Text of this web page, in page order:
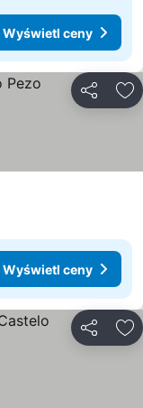
Wyświetl ceny
Wyświetl ceny